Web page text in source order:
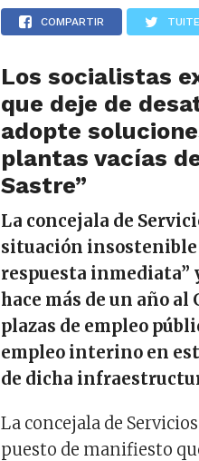
COMPARTIR
Los socialistas
que deje de
adopte
plantas vacías
Sastre”
La concejala de
situación insostenible
respuesta inmediata”
hace más de un año
plazas de empleo
empleo interino en
de dicha
La concejala de
puesto de manifiesto